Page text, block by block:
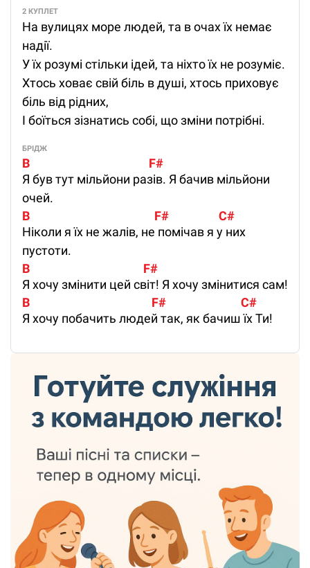
2 КУПЛЕТ
На вулицях море людей, та в очах їх немає
надії.
У їх розумі стільки ідей, та ніхто їх не розуміє.
Хтось ховає свій біль в душі, хтось приховує
біль від рідних,
І боїться зізнатись собі, що зміни потрібні.
БРІДЖ
B                                           F#
Я був тут мільйони разів. Я бачив мільйони
очей.
B                                             F#                  C#
Ніколи я їх не жалів, не помічав я у них
пустоти.
B                                         F#
Я хочу змінити цей світ! Я хочу змінитися сам!
B                                            F#                           C#
Я хочу побачить людей так, як бачиш їх Ти!